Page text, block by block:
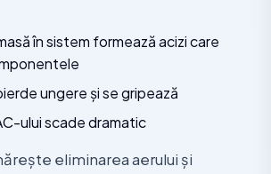
în sistem formează acizi care
ungere și se gripează
ului scade dramatic
eliminarea aerului și